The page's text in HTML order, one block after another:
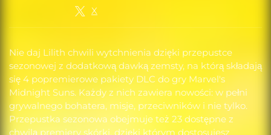
Nie daj Lilith chwili wytchnienia dzięki przepustce
sezonowej z dodatkową dawką zemsty, na którą składają
się 4 popremierowe pakiety DLC do gry Marvel's
Midnight Suns. Każdy z nich zawiera nowości: w pełni
grywalnego bohatera, misje, przeciwników i nie tylko.
Przepustka sezonowa obejmuje też 23 dostępne z
chwilą premiery skórki, dzięki którym dostosujesz
X